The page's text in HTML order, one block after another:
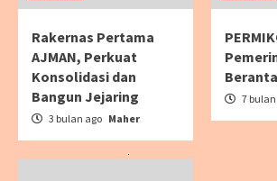
Rakernas Pertama
AJMAN, Perkuat
Konsolidasi dan
Bangun Jejaring
3 bulan ago Maher
7